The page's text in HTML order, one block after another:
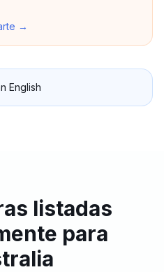
→
English
listadas
para